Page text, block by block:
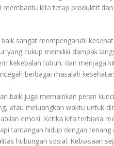
membantu kita tetap produktif
baik sangat mempengaruhi
yang cukup memiliki dampak
kekebalan tubuh, dan menjaga
berbagai masalah
baik juga memainkan peran
atau meluangkan waktu untuk
emosi. Ketika kita terbiasa
tantangan hidup dengan
hubungan sosial. Kebiasaan